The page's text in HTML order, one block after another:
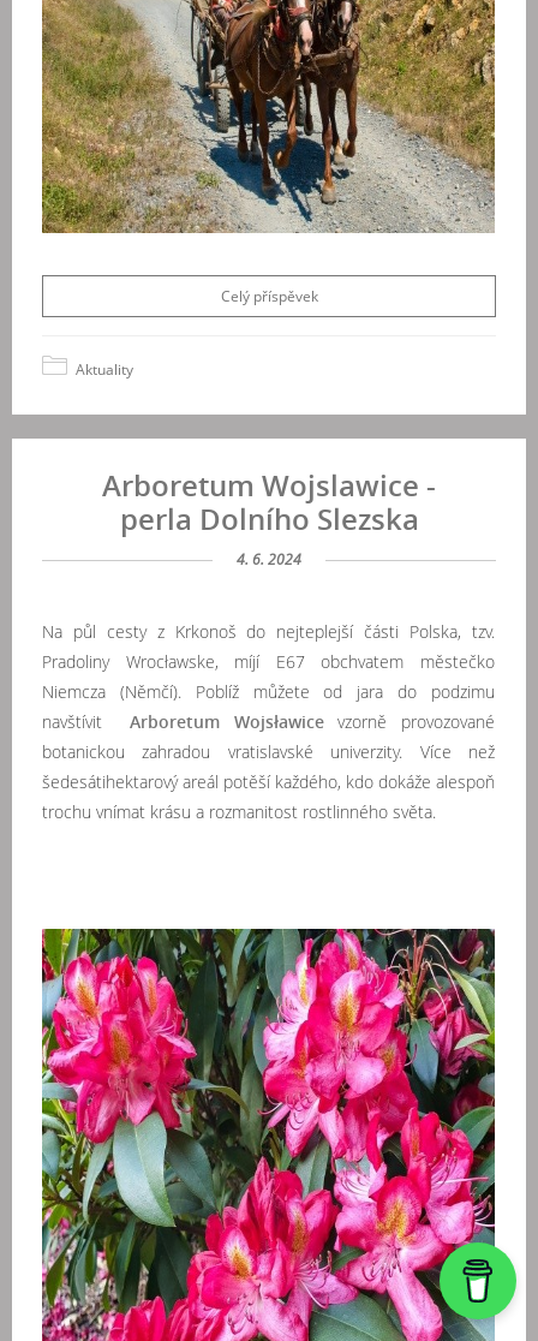
Celý příspěvek
Aktuality
Arboretum Wojslawice -
perla Dolního Slezska
4. 6. 2024
Na půl cesty z Krkonoš do nejteplejší části Polska, tzv.
Pradoliny Wrocławske, míjí E67 obchvatem městečko
Niemcza (Němčí). Poblíž můžete od jara do podzimu
navštívitArboretum Wojsławice
vzorně provozované
botanickou zahradou vratislavské univerzity. Více než
šedesátihektarový areál potěší každého, kdo dokáže alespoň
trochu vnímat krásu a rozmanitost rostlinného světa.